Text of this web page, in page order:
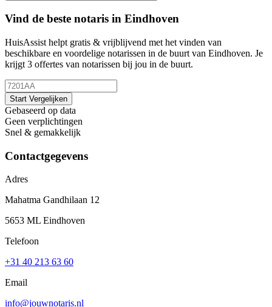
Vind de beste notaris in Eindhoven
HuisAssist helpt gratis & vrijblijvend met het vinden van
beschikbare en voordelige notarissen in de buurt van Eindhoven. Je
krijgt 3 offertes van notarissen bij jou in de buurt.
Start Vergelijken
Gebaseerd op data
Geen verplichtingen
Snel & gemakkelijk
Contactgegevens
Adres
Mahatma Gandhilaan 12
5653 ML Eindhoven
Telefoon
+31 40 213 63 60
Email
info@jouwnotaris.nl